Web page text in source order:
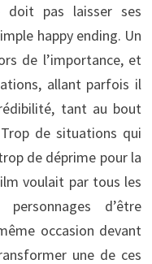
pas laisser ses
happy ending. Un
de l’importance, et
allant parfois il
tant au bout
de situations qui
de déprime pour la
voulait par tous les
d’être
occasion devant
une de ces